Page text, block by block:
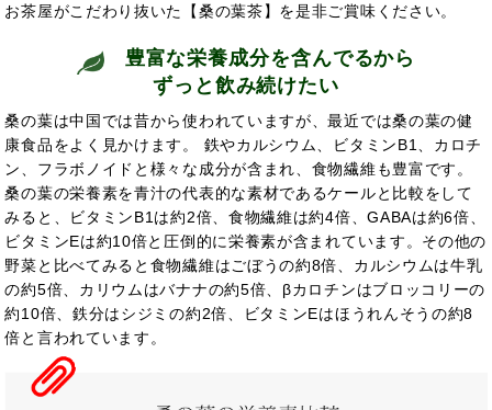
お茶屋がこだわり抜いた【桑の葉茶】を是非ご賞味ください。
豊富な栄養成分を含んでるから
ずっと飲み続けたい
桑の葉は中国では昔から使われていますが、最近では桑の葉の健
康食品をよく見かけます。 鉄やカルシウム、ビタミンB1、カロチ
ン、フラボノイドと様々な成分が含まれ、食物繊維も豊富です。
桑の葉の栄養素を青汁の代表的な素材であるケールと比較をして
みると、ビタミンB1は約2倍、食物繊維は約4倍、GABAは約6倍、
ビタミンEは約10倍と圧倒的に栄養素が含まれています。その他の
野菜と比べてみると食物繊維はごぼうの約8倍、カルシウムは牛乳
の約5倍、カリウムはバナナの約5倍、βカロチンはブロッコリーの
約10倍、鉄分はシジミの約2倍、ビタミンEはほうれんそうの約8
倍と言われています。